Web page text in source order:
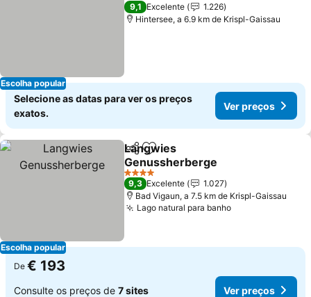
Escolha popular
9,1 Excelente
1.226
Hintersee, a 6.9 km de Krispl-Gaissau
Selecione as datas para ver os preços
exatos.
Ver preços
Escolha popular
PartilharAdicionar aos favoritos
Langwies
Genussherberge
Ver preços
4 Estrelas
9,3 Excelente
1.027
Bad Vigaun, a 7.5 km de Krispl-Gaissau
Lago natural para banhoVer preços
De € 193
Consulte os preços de 7 sites Ver preços